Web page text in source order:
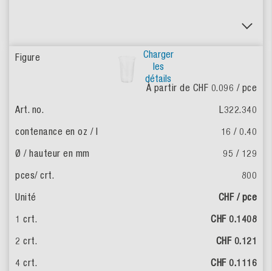
Charger
les
détails
À partir de CHF 0.096 / pce
L322.340
16 / 0.40
95 / 129
800
CHF / pce
CHF 0.1408
CHF 0.121
CHF 0.1116